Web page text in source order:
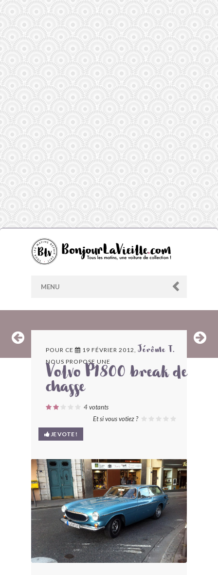
MENU
ARCHIVES
LES CONTRIBUTEURS
MODÈLES ET MARQUES
COMMENT FONCTIONNE BLV ?
POUR CE 19 FÉVRIER 2012, Jérôme T.
NOUS PROPOSE UNE
Volvo P1800 break de
chasse
4votants
Et si vous votiez ?
JE VOTE !